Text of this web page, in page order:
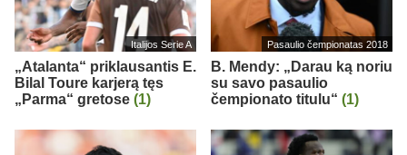
Italijos Serie A
„Atalanta“ priklausantis E.
Bilal Toure karjerą tęs
„Parma“ gretose (1)
Pasaulio čempionatas 2018
B. Mendy: „Darau ką noriu
su savo pasaulio
čempionato titulu“ (1)